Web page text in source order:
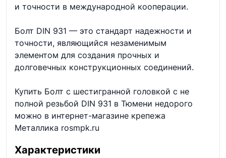
и точности в международной кооперации.
Болт DIN 931 — это стандарт надежности и
точности, являющийся незаменимым
элементом для создания прочных и
долговечных конструкционных соединений.
Купить Болт с шестигранной головкой с не
полной резьбой DIN 931 в Тюмени недорого
можно в интернет-магазине крепежа
Металлика rosmpk.ru
Характеристики